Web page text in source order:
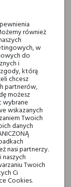
zł
w 48H
również
w
do
i
którą
chcesz
partnerów,
możesz
wybrane
wskazanych
Twoich
danych
nasi partnerzy.
Twoich
Ci
Cookies.